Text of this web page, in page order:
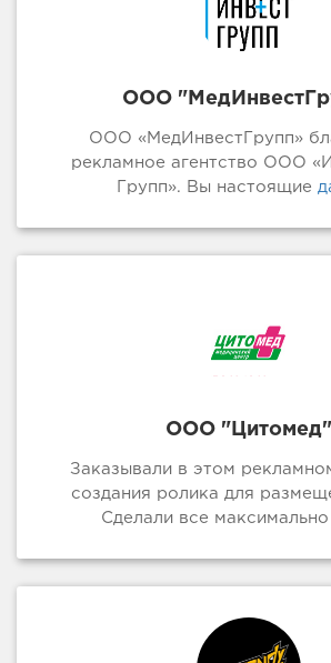
ООО
ООО «МедИнвестГрупп»
рекламное агентство ООО
Групп». Вы настоящие
ООО "Цитомед"
Заказывали в этом
создания ролика для
Сделали все максимально